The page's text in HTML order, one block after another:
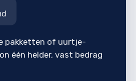
pakketten of uurtje-
één helder, vast bedrag